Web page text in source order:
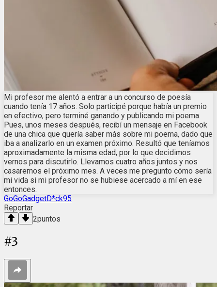
Mi profesor me alentó a entrar a un concurso de poesía
cuando tenía 17 años. Solo participé porque había un premio
en efectivo, pero terminé ganando y publicando mi poema.
Pues, unos meses después, recibí un mensaje en Facebook
de una chica que quería saber más sobre mi poema, dado que
iba a analizarlo en un examen próximo. Resultó que teníamos
aproximadamente la misma edad, por lo que decidimos
vernos para discutirlo. Llevamos cuatro años juntos y nos
casaremos el próximo mes. A veces me pregunto cómo sería
mi vida si mi profesor no se hubiese acercado a mí en ese
entonces.
GoGoGadgetD*ck95
Reportar
2puntos
#3